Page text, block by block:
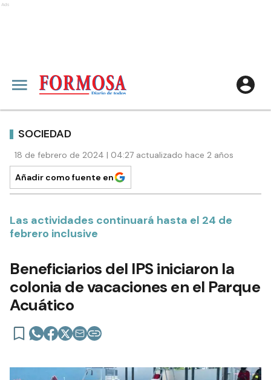
Ads
SOCIEDAD
18 de febrero de 2024 | 04:27 actualizado hace 2 años
Añadir como fuente en
Las actividades continuará hasta el 24 de
febrero inclusive
Beneficiarios del IPS iniciaron la
colonia de vacaciones en el Parque
Acuático